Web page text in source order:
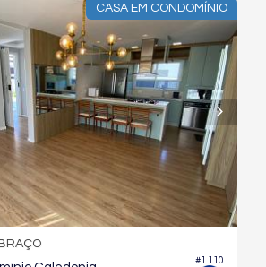
CASA EM CONDOMÍNIO
#1.110
BRAÇO